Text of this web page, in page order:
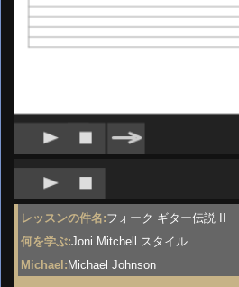
レッスンの件名:フォーク ギター伝説 II
何を学ぶ:Joni Mitchell スタイル
Michael: Michael Johnson